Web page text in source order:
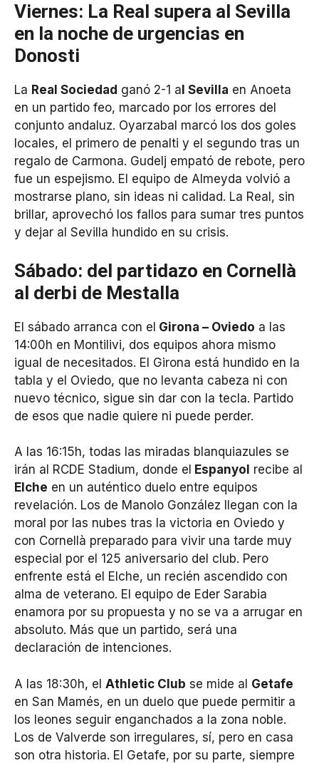
Viernes: La Real supera al Sevilla
en la noche de urgencias en
Donosti
La Real Sociedad ganó 2-1 a l Sevilla en Anoeta
en un partido feo, marcado por los errores del
conjunto andaluz. Oyarzabal marcó los dos goles
locales, el primero de penalti y el segundo tras un
regalo de Carmona. Gudelj empató de rebote, pero
fue un espejismo. El equipo de Almeyda volvió a
mostrarse plano, sin ideas ni calidad. La Real, sin
brillar, aprovechó los fallos para sumar tres puntos
y dejar al Sevilla hundido en su crisis.
Sábado: del partidazo en Cornellà
al derbi de Mestalla
El sábado arranca con el Girona – Oviedo a las
14:00h en Montilivi, dos equipos ahora mismo
igual de necesitados. El Girona está hundido en la
tabla y el Oviedo, que no levanta cabeza ni con
nuevo técnico, sigue sin dar con la tecla. Partido
de esos que nadie quiere ni puede perder.
A las 16:15h, todas las miradas blanquiazules se
irán al RCDE Stadium, donde el Espanyol recibe al
Elche en un auténtico duelo entre equipos
revelación. Los de Manolo González llegan con la
moral por las nubes tras la victoria en Oviedo y
con Cornellà preparado para vivir una tarde muy
especial por el 125 aniversario del club. Pero
enfrente está el Elche, un recién ascendido con
alma de veterano. El equipo de Eder Sarabia
enamora por su propuesta y no se va a arrugar en
absoluto. Más que un partido, será una
declaración de intenciones.
A las 18:30h, el Athletic Club se mide al Getafe
en San Mamés, en un duelo que puede permitir a
los leones seguir enganchados a la zona noble.
Los de Valverde son irregulares, sí, pero en casa
son otra historia. El Getafe, por su parte, siempre